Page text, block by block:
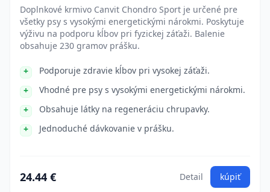
Doplnkové krmivo Canvit Chondro Sport je určené pre
všetky psy s vysokými energetickými nárokmi. Poskytuje
výživu na podporu kĺbov pri fyzickej záťaži. Balenie
obsahuje 230 gramov prášku.
Podporuje zdravie kĺbov pri vysokej záťaži.
Vhodné pre psy s vysokými energetickými nárokmi.
Obsahuje látky na regeneráciu chrupavky.
Jednoduché dávkovanie v prášku.
24.44 € Detail kúpiť